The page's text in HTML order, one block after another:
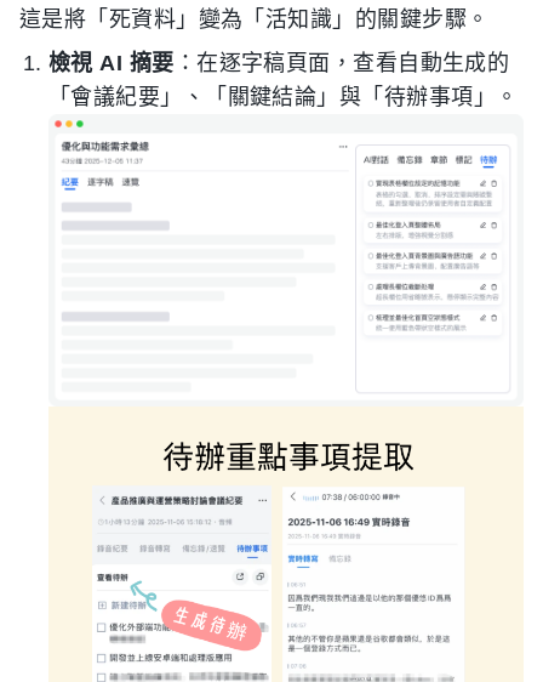
這是將「死資料」變為「活知識」的關鍵步驟。
檢視 AI 摘要 ：在逐字稿頁面，查看自動生成的
「會議紀要」、「關鍵結論」與「待辦事項」。